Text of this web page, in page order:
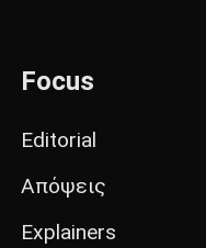
Focus
Editorial
Απόψεις
Explainers